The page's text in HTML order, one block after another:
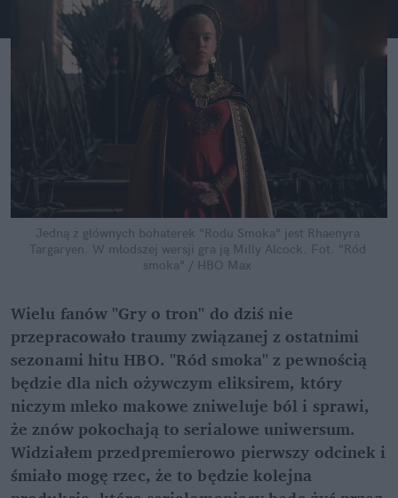
Jedną z głównych bohaterek "Rodu Smoka" jest Rhaenyra
Targaryen. W młodszej wersji gra ją Milly Alcock. Fot. "Ród
smoka" / HBO Max
Wielu fanów "Gry o tron" do dziś nie
przepracowało traumy związanej z ostatnimi
sezonami hitu HBO. "Ród smoka" z pewnością
będzie dla nich ożywczym eliksirem, który
niczym mleko makowe zniweluje ból i sprawi,
że znów pokochają to serialowe uniwersum.
Widziałem przedpremierowo pierwszy odcinek i
śmiało mogę rzec, że to będzie kolejna